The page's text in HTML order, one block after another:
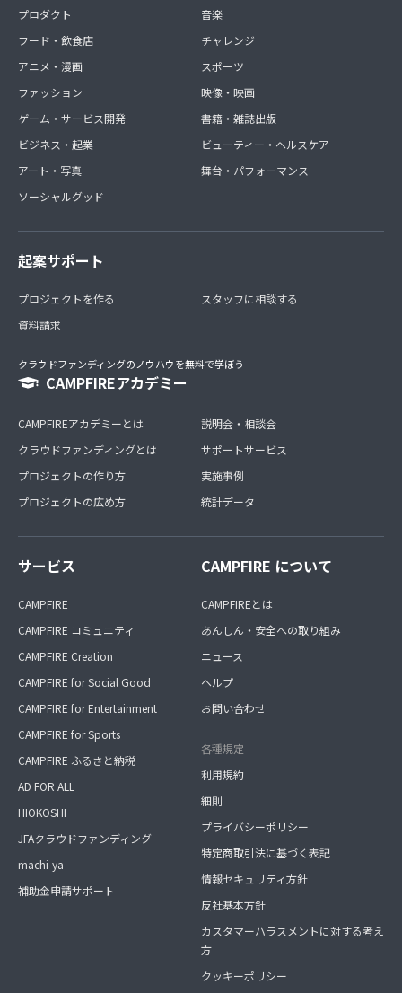
プロダクト
フード・飲食店
アニメ・漫画
ファッション
ゲーム・サービス開発
ビジネス・起業
アート・写真
ソーシャルグッド
音楽
チャレンジ
スポーツ
映像・映画
書籍・雑誌出版
ビューティー・ヘルスケア
舞台・パフォーマンス
起案サポート
プロジェクトを作る
資料請求
スタッフに相談する
クラウドファンディングのノウハウを無料で学ぼう
CAMPFIREアカデミー
CAMPFIREアカデミーとは
クラウドファンディングとは
プロジェクトの作り方
プロジェクトの広め方
説明会・相談会
サポートサービス
実施事例
統計データ
サービス
CAMPFIRE
CAMPFIRE コミュニティ
CAMPFIRE Creation
CAMPFIRE for Social Good
CAMPFIRE for Entertainment
CAMPFIRE for Sports
CAMPFIRE ふるさと納税
AD FOR ALL
HIOKOSHI
JFAクラウドファンディング
machi-ya
補助金申請サポート
CAMPFIRE について
CAMPFIREとは
あんしん・安全への取り組み
ニュース
ヘルプ
お問い合わせ
各種規定
利用規約
細則
プライバシーポリシー
特定商取引法に基づく表記
情報セキュリティ方針
反社基本方針
カスタマーハラスメントに対する考え
方
クッキーポリシー